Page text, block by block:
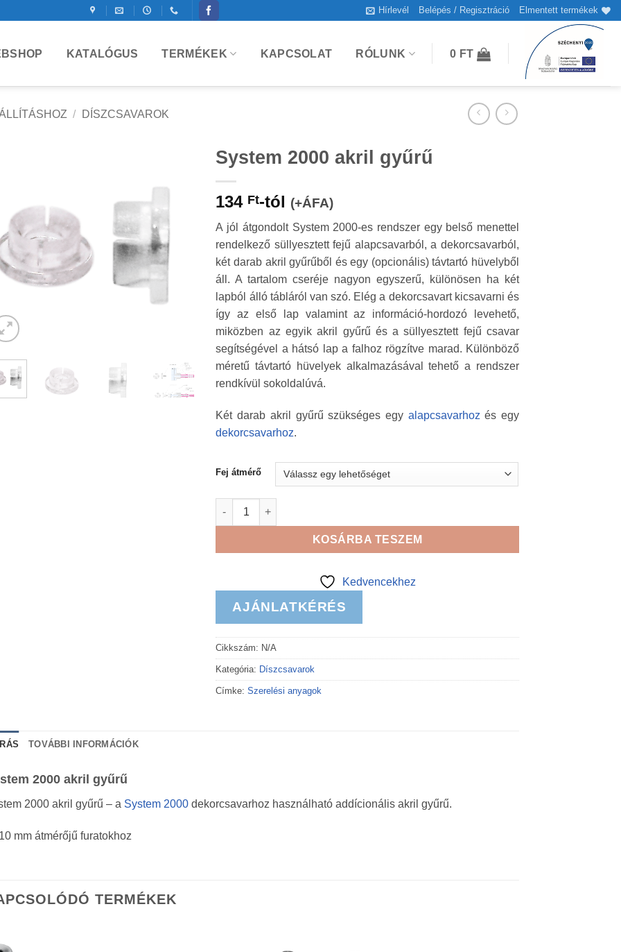
Hírlevél Belépés / Regisztráció Elmentett termékek
KATALÓGUS TERMÉKEK KAPCSOLAT RÓLUNK 0 FT
/ DÍSZCSAVAROK
Kedvencekhez
System 2000 akril gyűrű
134 Ft-tól (+ÁFA)
A jól átgondolt System 2000-es rendszer egy belső menettel
rendelkező süllyesztett fejű alapcsavarból, a dekorcsavarból,
két darab akril gyűrűből és egy (opcionális) távtartó hüvelyből
áll. A tartalom cseréje nagyon egyszerű, különösen ha két
lapból álló tábláról van szó. Elég a dekorcsavart kicsavarni és
így az első lap valamint az információ-hordozó levehető,
miközben az egyik akril gyűrű és a süllyesztett fejű csavar
segítségével a hátsó lap a falhoz rögzítve marad. Különböző
méretű távtartó hüvelyek alkalmazásával tehető a rendszer
rendkívül sokoldalúvá.
Két darab akril gyűrű szükséges egy alapcsavarhoz és egy
dekorcsavarhoz.
Fej átmérő
System 2000 akril gyűrű mennyiség
KOSÁRBA TESZEM
Kedvencekhez
AJÁNLATKÉRÉS
Cikkszám: N/A
Kategória: Díszcsavarok
Címke:Szerelési anyagok
TOVÁBBI INFORMÁCIÓK
2000 akril gyűrű
2000 akril gyűrű – a System 2000 dekorcsavarhoz használható addícionális akril gyűrű.
10 mm átmérőjű furatokhoz
TERMÉKEK